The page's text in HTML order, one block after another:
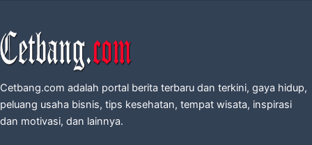
Cetbang.com adalah portal berita terbaru dan terkini, gaya hidup,
peluang usaha bisnis, tips kesehatan, tempat wisata, inspirasi
dan motivasi, dan lainnya.